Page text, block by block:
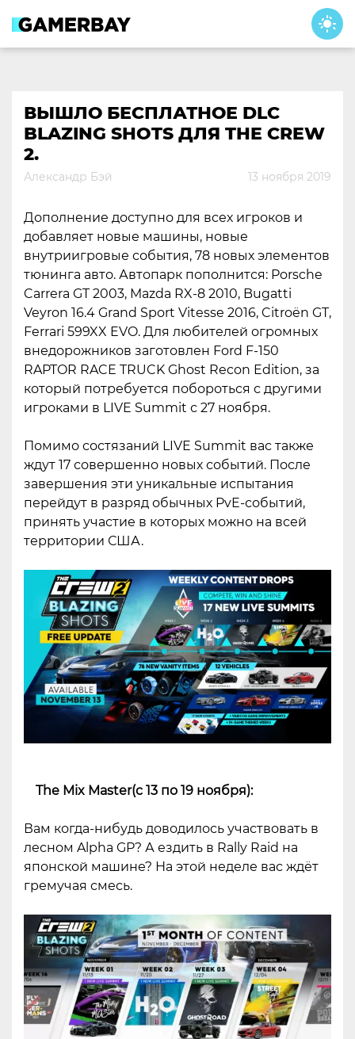
content
ВЫШЛО БЕСПЛАТНОЕ DLC
BLAZING SHOTS ДЛЯ THE CREW
2.
Александр Бэй 13 ноября 2019
Дополнение доступно для всех игроков и
добавляет новые машины, новые
внутриигровые события, 78 новых элементов
тюнинга авто. Автопарк пополнится: Porsche
Carrera GT 2003, Mazda RX-8 2010, Bugatti
Veyron 16.4 Grand Sport Vitesse 2016, Citroën GT,
Ferrari 599XX EVO. Для любителей огромных
внедорожников заготовлен Ford F-150
RAPTOR RACE TRUCK Ghost Recon Edition, за
который потребуется побороться с другими
игроками в LIVE Summit с 27 ноября.
Помимо состязаний LIVE Summit вас также
ждут 17 совершенно новых событий. После
завершения эти уникальные испытания
перейдут в разряд обычных PvE-событий,
принять участие в которых можно на всей
территории США.
The Mix Master(с 13 по 19 ноября):
Вам когда-нибудь доводилось участвовать в
лесном Alpha GP? А ездить в Rally Raid на
японской машине? На этой неделе вас ждёт
гремучая смесь.